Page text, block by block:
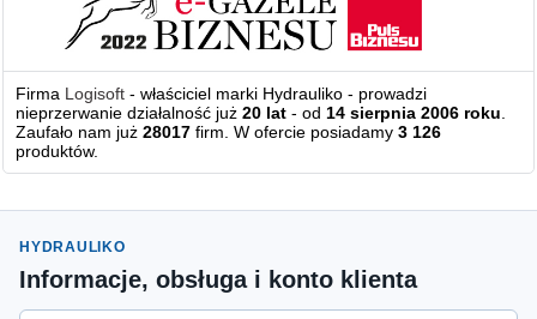
Firma Logisoft - właściciel marki Hydrauliko - prowadzi
nieprzerwanie działalność już20 lat - od14 sierpnia 2006 roku.
Zaufało nam już28017 firm. W ofercie posiadamy3 126
produktów.
HYDRAULIKO
Informacje, obsługa i konto klienta